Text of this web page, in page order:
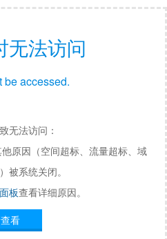
无法访问
be accessed.
无法访问：
原因（空间超标、流量超标、域
被系统关闭。
板查看详细原因。
看